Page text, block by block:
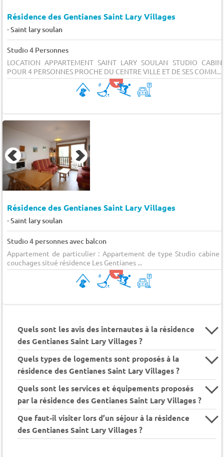
Résidence des Gentianes Saint Lary Villages
-Saint lary soulan
Studio 4 Personnes
LOCATION APPARTEMENT SAINT LARY SOULAN STUDIO
POUR 4 PERSONNES PROCHE DU CENTRE VILLE ET DE SES COMM...
Résidence des Gentianes Saint Lary Villages
-Saint lary soulan
Studio 4 personnes avec balcon
Appartement de particulier : Appartement de type Studio cabine
couchages situé résidence Les Gentianes ...
Quels sont les avis des internautes à la résidence
des Gentianes Saint Lary Villages ?
Quels types de logements sont proposés à la
résidence des Gentianes Saint Lary Villages ?
Quels sont les services et équipements proposés
par la résidence des Gentianes Saint Lary Villages ?
Que faut-il visiter lors d’un séjour à la résidence
des Gentianes Saint Lary Villages ?